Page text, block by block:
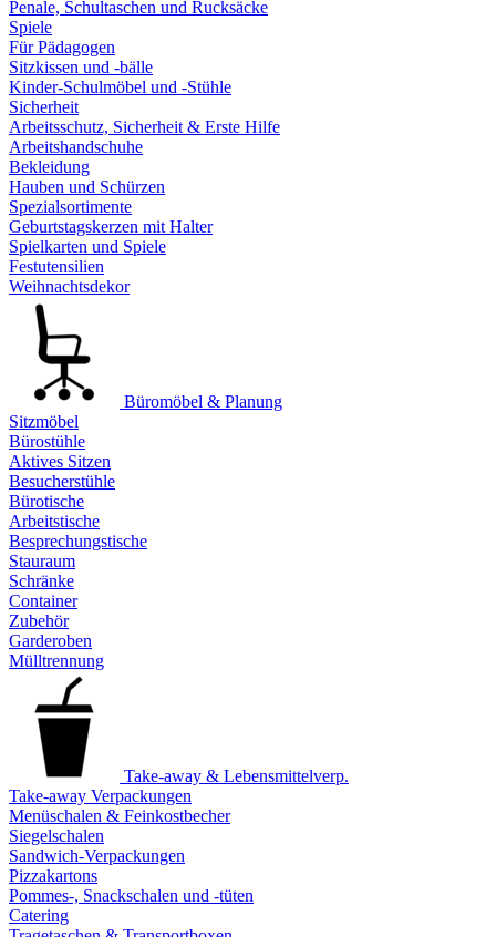
Penale, Schultaschen und Rucksäcke
Spiele
Für Pädagogen
Sitzkissen und -bälle
Kinder-Schulmöbel und -Stühle
Sicherheit
Arbeitsschutz, Sicherheit & Erste Hilfe
Arbeitshandschuhe
Bekleidung
Hauben und Schürzen
Spezialsortimente
Geburtstagskerzen mit Halter
Spielkarten und Spiele
Festutensilien
Weihnachtsdekor
Büromöbel & Planung
Sitzmöbel
Bürostühle
Aktives Sitzen
Besucherstühle
Bürotische
Arbeitstische
Besprechungstische
Stauraum
Schränke
Container
Zubehör
Garderoben
Mülltrennung
Take-away & Lebensmittelverp.
Take-away Verpackungen
Menüschalen & Feinkostbecher
Siegelschalen
Sandwich-Verpackungen
Pizzakartons
Pommes-, Snackschalen und -tüten
Catering